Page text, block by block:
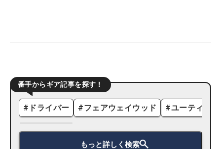
番手からギア記事を探す！
# ドライバー #フェアウェイウッド #ユーティリ
もっと詳しく検索